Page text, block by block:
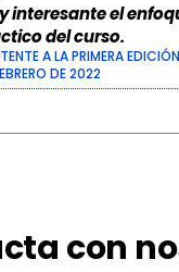
interesante el
del curso.
A LA PRIMERA
DE 2022
con